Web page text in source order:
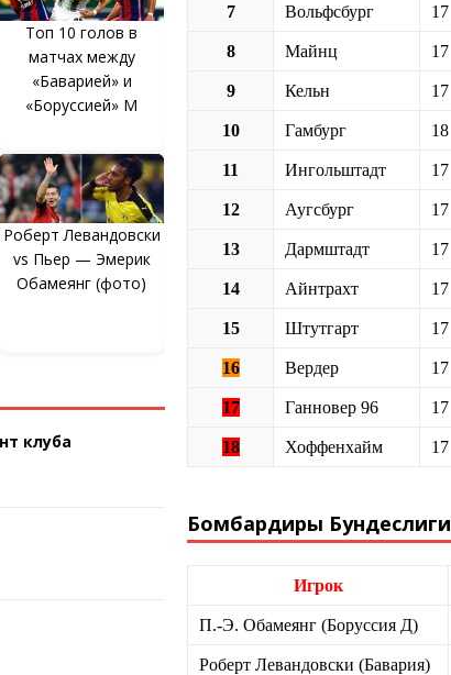
Топ 10 голов в
матчах между
«Баварией» и
«Боруссией» М
Роберт Левандовски
vs Пьер — Эмерик
Обамеянг (фото)
клуба
7 Вольфсбург 17
8 Майнц 17
9 Кельн 17
10 Гамбург 18
11 Ингольштадт 17
12 Аугсбург 17
13 Дармштадт 17
14 Айнтрахт 17
15 Штутгарт 17
16 Вердер 17
17 Ганновер 96 17
18 Хоффенхайм 17
Бомбардиры Бундеслиги
Игрок
П.-Э. Обамеянг (Боруссия Д)
Роберт Левандовски (Бавария)